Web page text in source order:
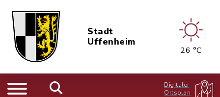
Stadt
Uffenheim
26 °C
Digitaler
Ortsplan